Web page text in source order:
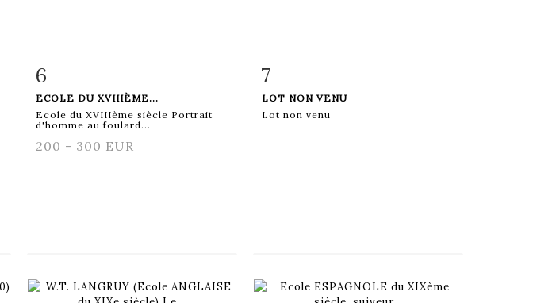
Fiche détaillée
6
ECOLE DU XVIIIÈME...
Ecole du XVIIIème siècle Portrait
d'homme au foulard...
200 - 300 EUR
Fiche détaillée
7
LOT NON VENU
Lot non venu